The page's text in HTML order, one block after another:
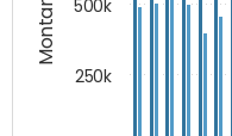
250k
500k